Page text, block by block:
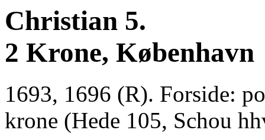
Christian 5.
2 Krone, København
1693, 1696 (R). Forside:
krone (Hede 105, Schou